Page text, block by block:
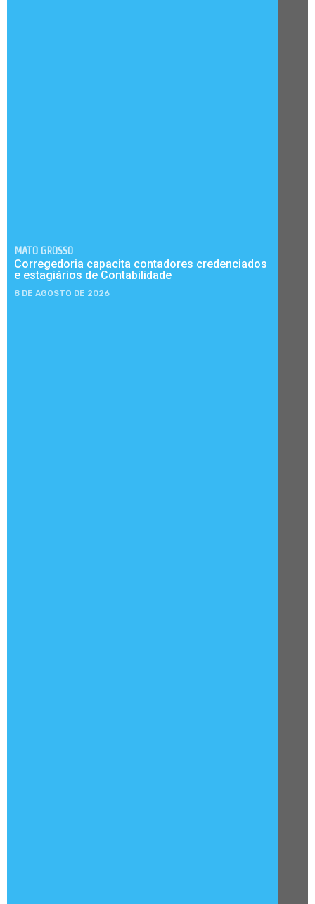
MATO GROSSO
Corregedoria capacita contadores credenciados
e estagiários de Contabilidade
8 DE AGOSTO DE 2026